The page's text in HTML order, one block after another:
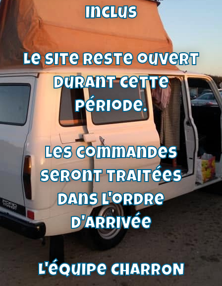
Moquette de coffre capri mk1 | Skai
texturé et feutrine intégrée
93,00€
Voir le produit
inclus
Le site reste ouvert
durant cette
période.
Les commandes
seront traitées
dans l'ordre
d'arrivée
L'équipe CHARRON